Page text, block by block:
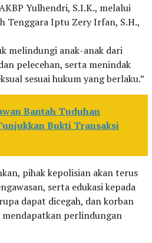
Yulhendri, S.I.K., melalui
Tenggara Iptu Zery Irfan, S.H.,
melindungi anak-anak dari
pelecehan, serta menindak
sesuai hukum yang berlaku.”
Bantah Tuduhan
Bukti Transaksi
pihak kepolisian akan terus
serta edukasi kepada
dapat dicegah, dan korban
mendapatkan perlindungan